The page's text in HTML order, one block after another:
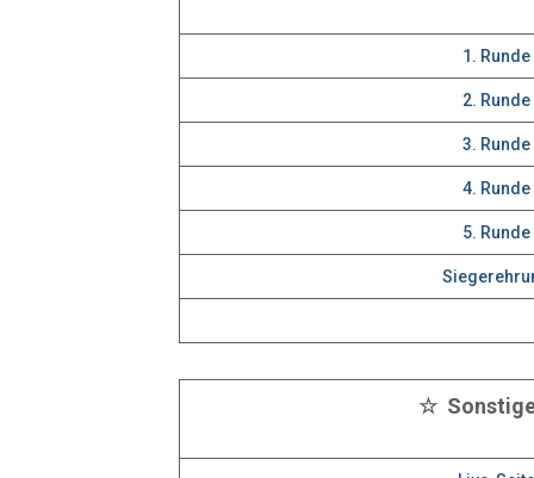
1. Runde
2. Runde
3. Runde
4. Runde
5. Runde
☆